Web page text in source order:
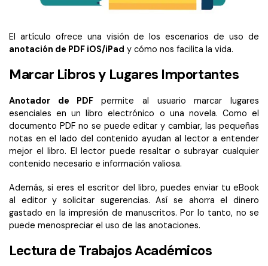
El artículo ofrece una visión de los escenarios de uso de
anotación de PDF iOS/iPad y cómo nos facilita la vida.
Marcar Libros y Lugares Importantes
Anotador de PDFpermite al usuario marcar lugares
esenciales en un libro electrónico o una novela. Como el
documento PDF no se puede editar y cambiar, las pequeñas
notas en el lado del contenido ayudan al lector a entender
mejor el libro. El lector puede resaltar o subrayar cualquier
contenido necesario e información valiosa.
Además, si eres el escritor del libro, puedes enviar tu eBook
al editor y solicitar sugerencias. Así se ahorra el dinero
gastado en la impresión de manuscritos. Por lo tanto, no se
puede menospreciar el uso de las anotaciones.
Lectura de Trabajos Académicos